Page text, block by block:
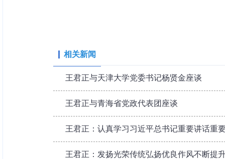
相关新闻
王君正与天津大学党委书记杨贤金座谈
王君正与青海省党政代表团座谈
王君正：认真学习习近平总书记重要讲话重
王君正：发扬光荣传统弘扬优良作风不断提